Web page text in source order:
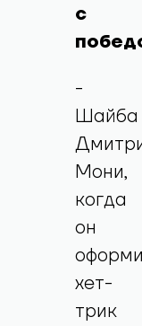
с
-
Шайба
Мони,
когда
он
хет-
трик